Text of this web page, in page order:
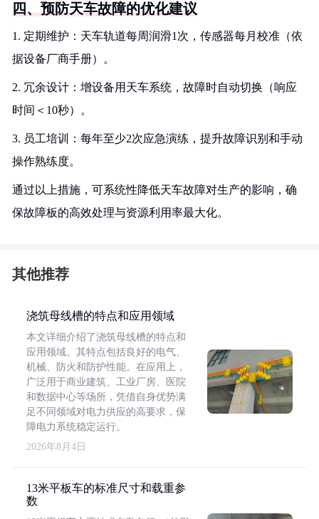
四、预防天车故障的优化建议
1. 定期维护：天车轨道每周润滑1次，传感器每月校准（依
据设备厂商手册）。
2. 冗余设计：增设备用天车系统，故障时自动切换（响应
时间＜10秒）。
3. 员工培训：每年至少2次应急演练，提升故障识别和手动
操作熟练度。
通过以上措施，可系统性降低天车故障对生产的影响，确
保故障板的高效处理与资源利用率最大化。
其他推荐
浇筑母线槽的特点和应用领域
本文详细介绍了浇筑母线槽的特点和
应用领域。其特点包括良好的电气、
机械、防火和防护性能。在应用上，
广泛用于商业建筑、工业厂房、医院
和数据中心等场所，凭借自身优势满
足不同领域对电力供应的高要求，保
障电力系统稳定运行。
2026年8月4日
13米平板车的标准尺寸和载重参
数